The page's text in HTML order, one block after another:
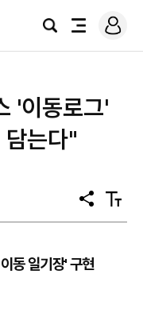
검
전
로
그
'이동로그'
는다"
공
유
텍
스
동 일기장' 구현